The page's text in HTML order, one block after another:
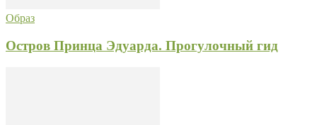
Образ
Остров Принца Эдуарда. Прогулочный гид